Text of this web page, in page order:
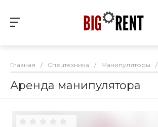
Главная / Спецтехника / Манипуляторы /
Аренда манипулятора